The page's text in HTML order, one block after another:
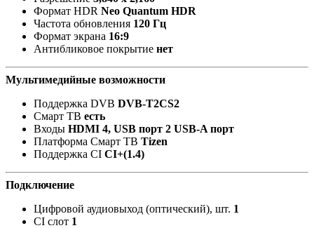
Формат HDR Neo Quantum HDR
Частота обновления 120 Гц
Формат экрана 16:9
Антибликовое покрытие нет
Мультимедийные возможности
Поддержка DVB DVB-T2CS2
Смарт ТВ есть
Входы HDMI 4, USB порт 2 USB-A порт
Платформа Смарт ТВ Tizen
Поддержка CI CI+(1.4)
Подключение
Цифровой аудиовыход (оптический), шт. 1
CI слот 1